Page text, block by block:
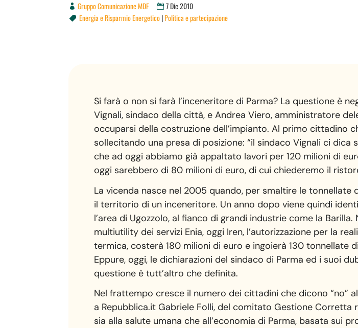
Gruppo Comunicazione MDF 7 Dic 2010
 Energia e Risparmio Energetico|Politica e partecipazione
Si farà o non si farà l’inceneritore di Parma? La questione è
Vignali, sindaco della città, e Andrea Viero, amministratore
occuparsi della costruzione dell’impianto. Al primo cittadino
sollecitando una presa di posizione: “il sindaco Vignali ci
che ad oggi abbiamo già appaltato lavori per 120 milioni di
oggi sarebbero di 80 milioni di euro, di cui chiederemo il
La vicenda nasce nel 2005 quando, per smaltire le
il territorio di un inceneritore. Un anno dopo viene quindi
l’area di Ugozzolo, al fianco di grandi industrie come la
multiutility dei servizi Enia, oggi Iren, l’autorizzazione per la
termica, costerà 180 milioni di euro e ingoierà 130 tonnellate
Eppure, oggi, le dichiarazioni del sindaco di Parma ed i suoi
questione è tutt’altro che definita.
Nel frattempo cresce il numero dei cittadini che dicono “no”
a Repubblica.it Gabriele Folli, del comitato Gestione Corretta
sia alla salute umana che all’economia di Parma, basata sui